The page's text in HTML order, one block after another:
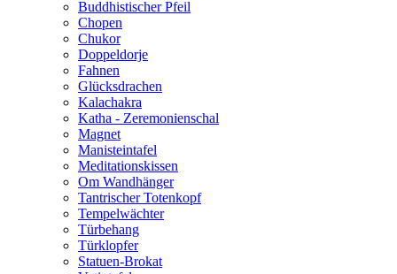
Buddhistischer Pfeil
Chopen
Chukor
Doppeldorje
Fahnen
Glücksdrachen
Kalachakra
Katha - Zeremonienschal
Magnet
Manisteintafel
Meditationskissen
Om Wandhänger
Tantrischer Totenkopf
Tempelwächter
Türbehang
Türklopfer
Statuen-Brokat